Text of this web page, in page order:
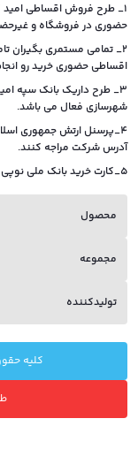
1_ طرح فروش اقساطی امید
حضوری در فروشگاه و
2_ تمامی مستمری بگیران
اقساطی حضوری خرید رو
3_ طرح داریک بانک سپه
شهرسازی فعال می باشد.
4_پرسنل ارتش جمهوری
آدرس شرکت مراجه کنند.
5_کارت خرید بانک ملی نوپی برای بازنشستگان بانک ملی و کارکنان آموزش پرورش.
محصول
مجموعه
تولیدکننده
کلیه